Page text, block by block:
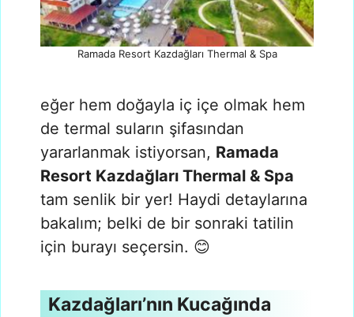
Ramada Resort Kazdağları Thermal & Spa
eğer hem doğayla iç içe olmak hem
de termal suların şifasından
yararlanmak istiyorsan, Ramada
Resort Kazdağları Thermal & Spa
tam senlik bir yer! Haydi detaylarına
bakalım; belki de bir sonraki tatilin
için burayı seçersin. 😊
Kazdağları’nın Kucağında